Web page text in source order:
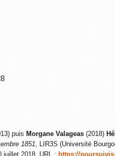
puis Morgane Valageas (2018)
1851 , LIR3S (Université
juillet 2018, URL : https://